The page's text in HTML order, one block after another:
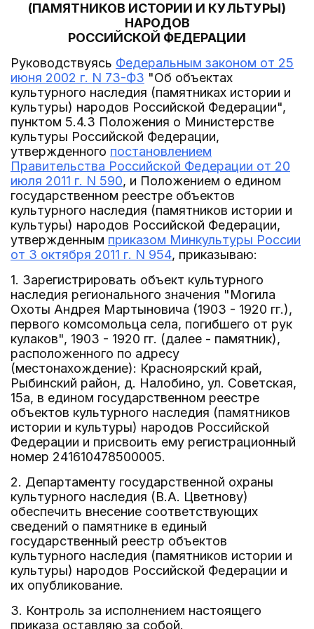
(ПАМЯТНИКОВ ИСТОРИИ И КУЛЬТУРЫ)
НАРОДОВ
РОССИЙСКОЙ ФЕДЕРАЦИИ
Руководствуясь Федеральным законом от 25
июня 2002 г. N 73-ФЗ "Об объектах
культурного наследия (памятниках истории и
культуры) народов Российской Федерации",
пунктом 5.4.3 Положения о Министерстве
культуры Российской Федерации,
утвержденного постановлением
Правительства Российской Федерации от 20
июля 2011 г. N 590, и Положением о едином
государственном реестре объектов
культурного наследия (памятников истории и
культуры) народов Российской Федерации,
утвержденным приказом Минкультуры России
от 3 октября 2011 г. N 954, приказываю:
1. Зарегистрировать объект культурного
наследия регионального значения "Могила
Охоты Андрея Мартыновича (1903 - 1920 гг.),
первого комсомольца села, погибшего от рук
кулаков", 1903 - 1920 гг. (далее - памятник),
расположенного по адресу
(местонахождение): Красноярский край,
Рыбинский район, д. Налобино, ул. Советская,
15а, в едином государственном реестре
объектов культурного наследия (памятников
истории и культуры) народов Российской
Федерации и присвоить ему регистрационный
номер 241610478500005.
2. Департаменту государственной охраны
культурного наследия (В.А. Цветнову)
обеспечить внесение соответствующих
сведений о памятнике в единый
государственный реестр объектов
культурного наследия (памятников истории и
культуры) народов Российской Федерации и
их опубликование.
3. Контроль за исполнением настоящего
приказа оставляю за собой.